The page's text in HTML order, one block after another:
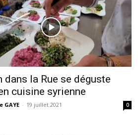
dans la Rue se déguste
cuisine syrienne
GAYE - 19 juillet 2021 0